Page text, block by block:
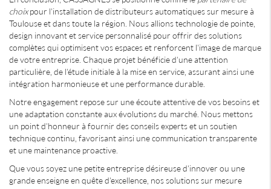
choixpour l'installation de distributeurs automatiques sur mesure à
Toulouse et dans toute la région. Nous allions technologie de pointe,
design innovant et service personnalisé pour offrir des solutions
complètes qui optimisent vos espaces et renforcent l'image de marque
de votre entreprise. Chaque projet bénéficie d'une attention
particulière, de l'étude initiale à la mise en service, assurant ainsi une
intégration harmonieuse et une performance durable.
Notre engagement repose sur une écoute attentive de vos besoins et
une adaptation constante aux évolutions du marché. Nous mettons
un point d'honneur à fournir des conseils experts et un soutien
technique continu, favorisant ainsi une communication transparente
et une maintenance proactive.
Que vous soyez une petite entreprise désireuse d'innover ou une
grande enseigne en quête d'excellence, nos solutions sur mesure